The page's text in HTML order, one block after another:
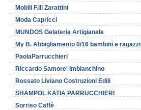
Mobili F.lli Zarattini
Moda Capricci
MUNDOS Gelateria Artigianale
My B. Abbigliamento 0/16 bambini e ragazzi
PaolaParrucchieri
Riccardo Samore' Imbianchino
Rossato Liviano Costruzioni Edili
SHAMPOL KATIA PARRUCCHIERI
Sorriso Caffè